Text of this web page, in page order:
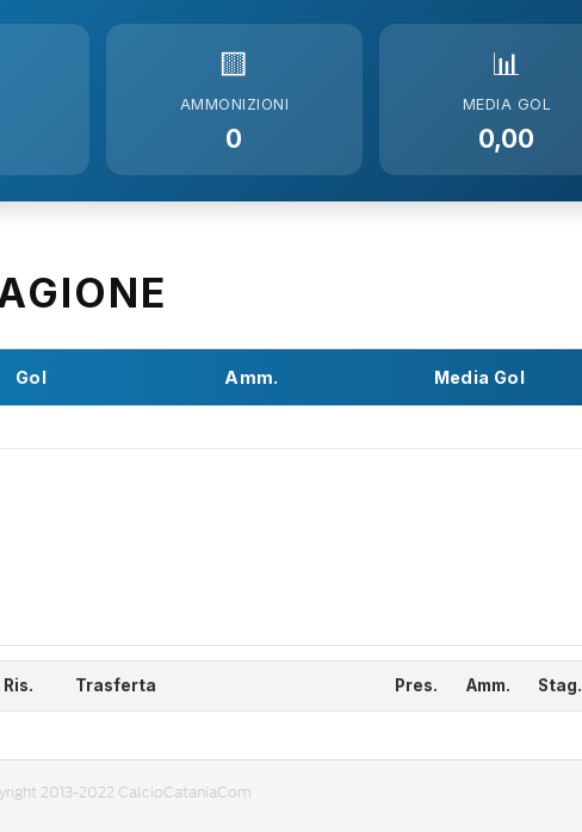
🟨
AMMONIZIONI
0
📊
MEDIA GOL
0,00
Gol Amm. Media Gol
Ris. Trasferta Pres. Amm. Stag.
2013-2022 CalcioCataniaCom